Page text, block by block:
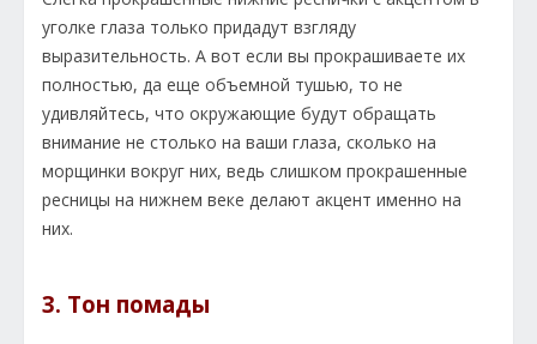
уголке глаза только придадут взгляду
выразительность. А вот если вы прокрашиваете их
полностью, да еще объемной тушью, то не
удивляйтесь, что окружающие будут обращать
внимание не столько на ваши глаза, сколько на
морщинки вокруг них, ведь слишком прокрашенные
ресницы на нижнем веке делают акцент именно на
них.
3. Тон помады